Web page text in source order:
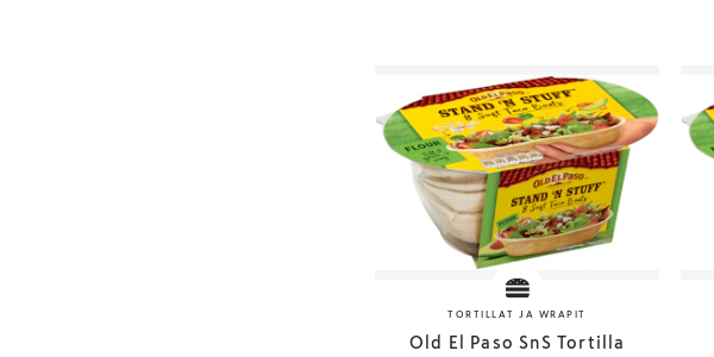
TORTILLAT JA WRAPIT
Old El Paso SnS Tortilla